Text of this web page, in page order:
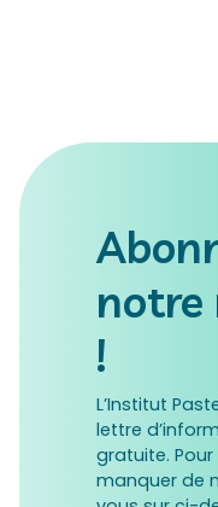
notre
!
L’Institut
lettre
gratuite.
manquer de